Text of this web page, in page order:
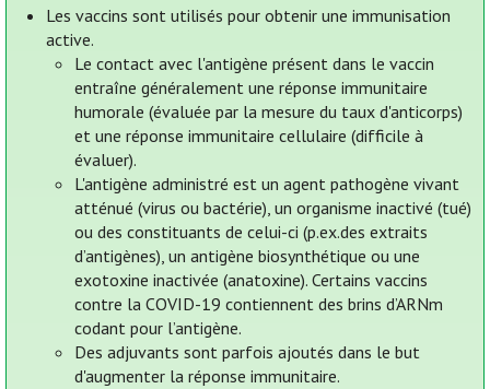
Les vaccins sont utilisés pour obtenir une immunisation
active.
Le contact avec l'antigène présent dans le vaccin
entraîne généralement une réponse immunitaire
humorale (évaluée par la mesure du taux d'anticorps)
et une réponse immunitaire cellulaire (difficile à
évaluer).
L'antigène administré est un agent pathogène vivant
atténué (virus ou bactérie), un organisme inactivé (tué)
ou des constituants de celui-ci (p.ex.des extraits
d’antigènes), un antigène biosynthétique ou une
exotoxine inactivée (anatoxine). Certains vaccins
contre la COVID-19 contiennent des brins d’ARNm
codant pour l’antigène.
Des adjuvants sont parfois ajoutés dans le but
d'augmenter la réponse immunitaire.